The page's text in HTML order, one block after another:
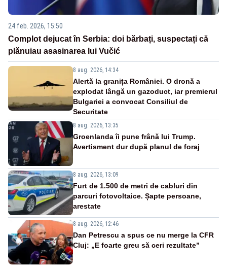
24 feb. 2026, 15:50
Complot dejucat în Serbia: doi bărbați, suspectați că
plănuiau asasinarea lui Vučić
8 aug. 2026, 14:34
Alertă la granița României. O dronă a
explodat lângă un gazoduct, iar premierul
Bulgariei a convocat Consiliul de
Securitate
8 aug. 2026, 13:35
Groenlanda îi pune frână lui Trump.
Avertisment dur după planul de foraj
8 aug. 2026, 13:09
Furt de 1.500 de metri de cabluri din
parcuri fotovoltaice. Șapte persoane,
arestate
8 aug. 2026, 12:46
Dan Petrescu a spus ce nu merge la CFR
Cluj: „E foarte greu să ceri rezultate”